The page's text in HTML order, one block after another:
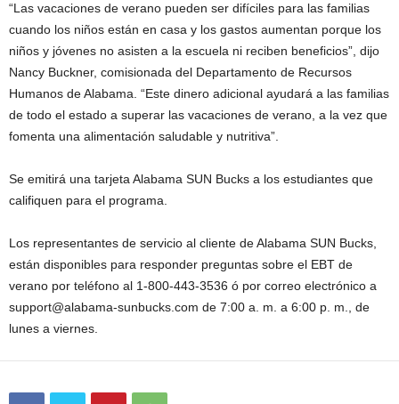
“Las vacaciones de verano pueden ser difíciles para las familias
cuando los niños están en casa y los gastos aumentan porque los
niños y jóvenes no asisten a la escuela ni reciben beneficios”, dijo
Nancy Buckner, comisionada del Departamento de Recursos
Humanos de Alabama. “Este dinero adicional ayudará a las familias
de todo el estado a superar las vacaciones de verano, a la vez que
fomenta una alimentación saludable y nutritiva”.
Se emitirá una tarjeta Alabama SUN Bucks a los estudiantes que
califiquen para el programa.
Los representantes de servicio al cliente de Alabama SUN Bucks,
están disponibles para responder preguntas sobre el EBT de
verano por teléfono al 1-800-443-3536 ó por correo electrónico a
support@alabama-sunbucks.com de 7:00 a. m. a 6:00 p. m., de
lunes a viernes.